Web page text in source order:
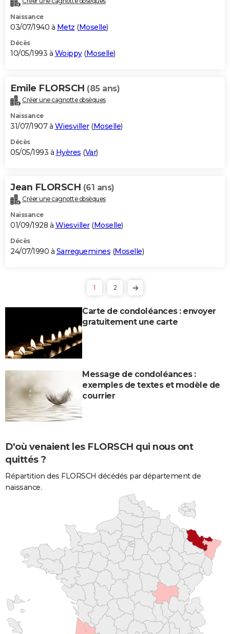
Naissance
03/07/1940 à Metz (Moselle)
Décès
10/05/1993 à Woippy(Moselle)
Emile FLORSCH (85 ans)
Créer une cagnotte obsèques
Naissance
31/07/1907 à Wiesviller(Moselle)
Décès
05/05/1993 à Hyères (Var)
Jean FLORSCH (61 ans)
Créer une cagnotte obsèques
Naissance
01/09/1928 à Wiesviller(Moselle)
Décès
24/07/1990 à Sarreguemines (Moselle)
1 2
Carte de condoléances : envoyer
gratuitement une carte
Message de condoléances :
exemples de textes et modèle de
courrier
D'où venaient les FLORSCH qui nous ont
quittés ?
Répartition des FLORSCH décédés par département de
naissance.